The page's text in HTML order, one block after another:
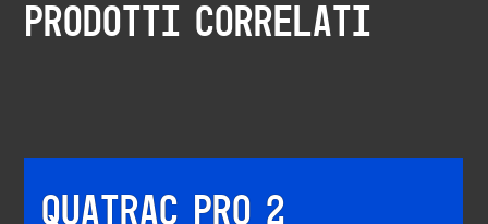
PRODOTTI CORRELATI
QUATRAC PRO 2